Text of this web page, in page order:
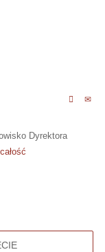
Dyrektora